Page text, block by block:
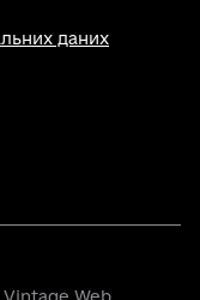
даних